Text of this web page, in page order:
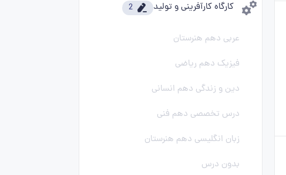
کارگاه کارآفرینی و تولید
2
عربی دهم هنرستان
فیزیک دهم ریاضی
دین و زندگی دهم انسانی
درس تخصصی دهم فنی
زبان انگلیسی دهم هنرستان
بدون درس